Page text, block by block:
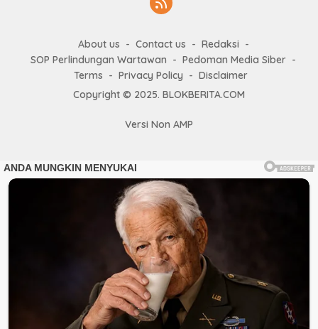
About us Contact us
Redaksi
SOP Perlindungan Wartawan
Pedoman Media Siber
Terms
Privacy Policy
Disclaimer
Copyright © 2025. BLOKBERITA.COM
Versi Non AMP